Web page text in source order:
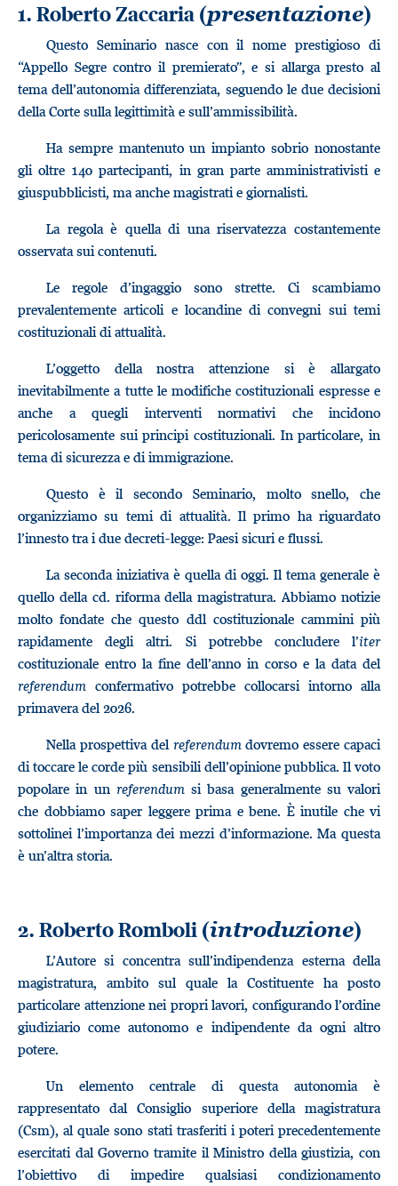
1. Roberto Zaccaria (presentazione)
Questo Seminario nasce con il nome prestigioso di
“Appello Segre contro il premierato”, e si allarga presto al
tema dell’autonomia differenziata, seguendo le due decisioni
della Corte sulla legittimità e sull’ammissibilità.
Ha sempre mantenuto un impianto sobrio nonostante
gli oltre 140 partecipanti, in gran parte amministrativisti e
giuspubblicisti, ma anche magistrati e giornalisti.
La regola è quella di una riservatezza costantemente
osservata sui contenuti.
Le regole d’ingaggio sono strette. Ci scambiamo
prevalentemente articoli e locandine di convegni sui temi
costituzionali di attualità.
L’oggetto della nostra attenzione si è allargato
inevitabilmente a tutte le modifiche costituzionali espresse e
anche a quegli interventi normativi che incidono
pericolosamente sui principi costituzionali. In particolare, in
tema di sicurezza e di immigrazione.
Questo è il secondo Seminario, molto snello, che
organizziamo su temi di attualità. Il primo ha riguardato
l’innesto tra i due decreti-legge: Paesi sicuri e flussi.
La seconda iniziativa è quella di oggi. Il tema generale è
quello della cd. riforma della magistratura. Abbiamo notizie
molto fondate che questo ddl costituzionale cammini più
rapidamente degli altri. Si potrebbe concludere l’iter
costituzionale entro la fine dell’anno in corso e la data del
referendum confermativo potrebbe collocarsi intorno alla
primavera del 2026.
Nella prospettiva del referendumdovremo essere capaci
di toccare le corde più sensibili dell’opinione pubblica. Il voto
popolare in un referendum si basa generalmente su valori
che dobbiamo saper leggere prima e bene. È inutile che vi
sottolinei l’importanza dei mezzi d’informazione. Ma questa
è un’altra storia.
2. Roberto Romboli (introduzione)
L’Autore si concentra sull’indipendenza esterna della
magistratura, ambito sul quale la Costituente ha posto
particolare attenzione nei propri lavori, configurando l’ordine
giudiziario come autonomo e indipendente da ogni altro
potere.
Un elemento centrale di questa autonomia è
rappresentato dal Consiglio superiore della magistratura
(Csm), al quale sono stati trasferiti i poteri precedentemente
esercitati dal Governo tramite il Ministro della giustizia, con
l’obiettivo di impedire qualsiasi condizionamento